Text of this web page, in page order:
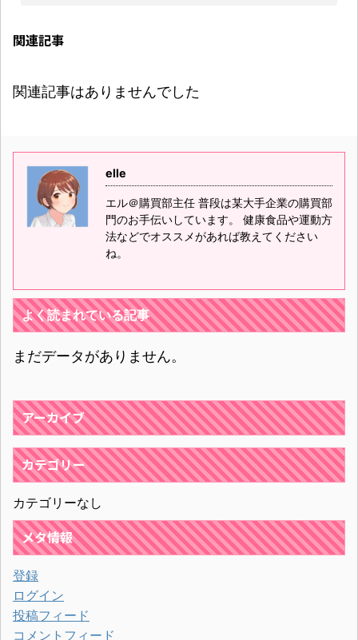
関連記事
関連記事はありませんでした
elle
エル＠購買部主任 普段は某大手企業の購買部
門のお手伝いしています。 健康食品や運動方
法などでオススメがあれば教えてください
ね。
よく読まれている記事
まだデータがありません。
アーカイブ
カテゴリー
カテゴリーなし
メタ情報
登録
ログイン
投稿フィード
コメントフィード